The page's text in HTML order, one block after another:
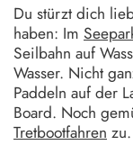
Du stürzt dich
haben: Im
Seilbahn auf
Wasser. Nicht
Paddeln auf der
Board. Noch
Tretbootfahren zu.